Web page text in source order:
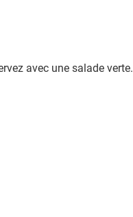
avec une salade verte.